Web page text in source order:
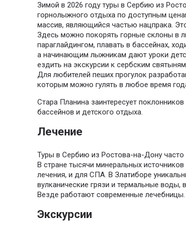
Зимой в 2026 году туры в Сербию из
горнолыжного отдыха по доступным
массив, являющийся частью нацпрака.
Здесь можно покорять горные склоны в
параглайдингом, плавать в бассейнах,
а начинающим лыжникам дают уроки
ездить на экскурсии к сербским
Для любителей пеших прогулок
которым можно гулять в любое время
Стара Планина заинтересует
бассейнов и детского отдыха.
Лечение
Туры в Сербию из Ростова-на-Дону
В стране тысячи минеральных
лечения, и для СПА. В Златиборе
вулканические грязи и термальные
Везде работают современные лечебницы.
Экскурсии